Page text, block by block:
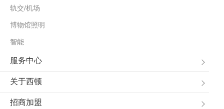
轨交/机场
博物馆照明
智能
服务中心
关于西顿
招商加盟